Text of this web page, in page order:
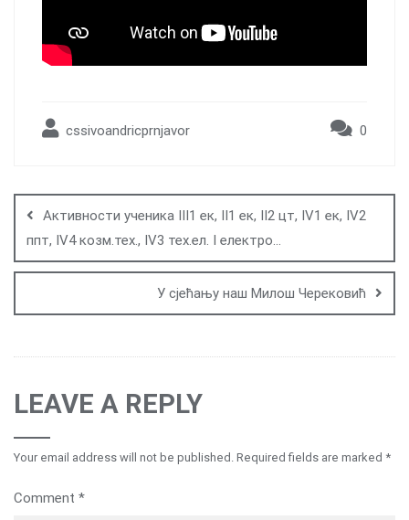
cssivoandricprnjavor 0
navigation
Активности ученика III1 ек, II1 ек, II2 цт, IV1 ек, IV2
ппт, IV4 козм.тех., IV3 тех.ел. I електро…
У сјећању наш Милош Черековић
LEAVE A REPLY
Your email address will not be published. Required fields are marked *
Comment *